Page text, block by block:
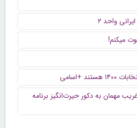
واحد ۲
میکنم!
مهمان به دکور حیرت‌انگیز برنامه